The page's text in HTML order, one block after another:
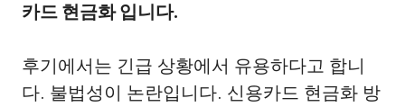
카드 현금화 입니다.
후기에서는 긴급 상황에서 유용하다고 합니
다. 불법성이 논란입니다. 신용카드 현금화 방